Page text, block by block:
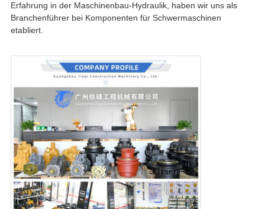
Erfahrung in der Maschinenbau-Hydraulik, haben wir uns als
Branchenführer bei Komponenten für Schwermaschinen
etabliert.